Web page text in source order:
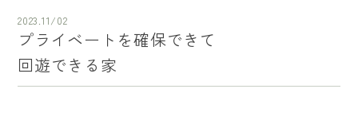
2023.11/02
プライベートを確保できて
回遊できる家